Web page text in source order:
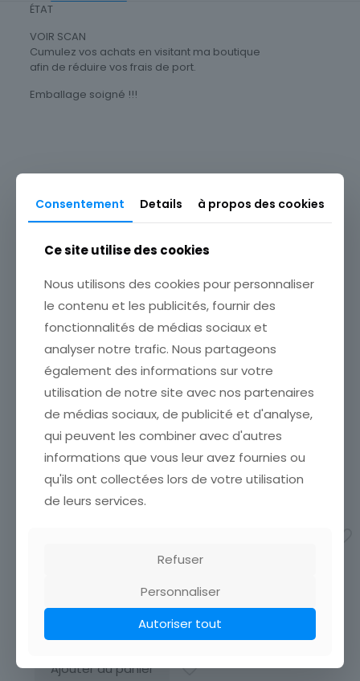
ÉTAT
VOIR SCAN
Cumulez vos achats en visitant ma boutique
afin de réduire vos frais de port.
Emballage soigné !!!
Personnages & Célébrités
Timbres
Sous-type
Poste d'usage courant
Pays
France
Format
Unité
Année d'émission
1941 à 1960
Marque postale
Oblitéré
Produits similaires
FRANCE TIMBRE NEUF N°
991 ** MARIE FRANCOIS
vos achats en visitant ma
vos frais de port. Attendez
que nous ayons calculé les
9,99€
Ajouter au panier
FRANCE TIMBRE OBL N°
1235 CATHEDRALE DE LAON
ETAT VOIR SCAN Cumulez
vos achats en visitant ma
boutique afin de réduire
vos frais de port. Attendez
que nous ayons calculé les
frais de port[…]
Consentement Details à propos des cookies
Ce site utilise des cookies
Nous utilisons des cookies pour personnaliser
le contenu et les publicités, fournir des
fonctionnalités de médias sociaux et
analyser notre trafic. Nous partageons
également des informations sur votre
utilisation de notre site avec nos partenaires
de médias sociaux, de publicité et d'analyse,
qui peuvent les combiner avec d'autres
informations que vous leur avez fournies ou
qu'ils ont collectées lors de votre utilisation
de leurs services.
Refuser
Personnaliser
Autoriser tout